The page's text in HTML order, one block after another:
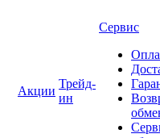
Акции
Трейд-
ин
Сервис